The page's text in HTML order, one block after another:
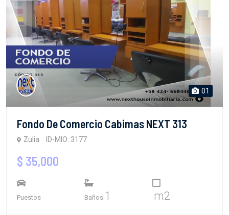
01
Fondo De Comercio Cabimas NEXT 313
Zulia ID-MIO: 3177
$ 35,000
Puestos Baños 1 m2